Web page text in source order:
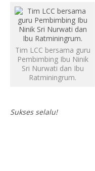
Tim LCC bersama guru
Pembimbing Ibu Ninik
Sri Nurwati dan Ibu
Ratminingrum.
Sukses selalu!